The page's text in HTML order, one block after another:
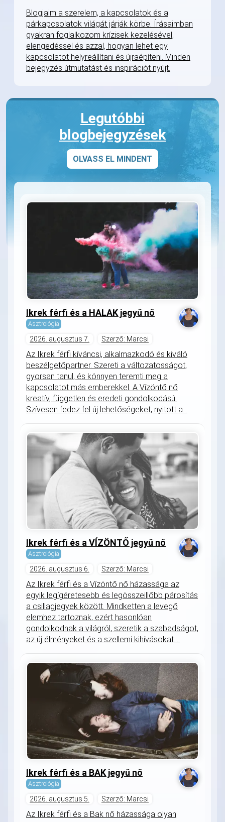
Blogjaim a szerelem, a kapcsolatok és a
párkapcsolatok világát járják körbe. Írásaimban
gyakran foglalkozom krízisek kezelésével,
elengedéssel és azzal, hogyan lehet egy
kapcsolatot helyreállítani és újraépíteni. Minden
bejegyzés útmutatást és inspirációt nyújt.
Legutóbbi
blogbejegyzések
OLVASS EL MINDENT
Ikrek férfi és a HALAK jegyű nő
Asztrológia
2026. augusztus 7. Szerző: Marcsi
Az Ikrek férfi kíváncsi, alkalmazkodó és kiváló
beszélgetőpartner. Szereti a változatosságot,
gyorsan tanul, és könnyen teremti meg a
kapcsolatot más emberekkel. A Vízöntő nő
kreatív, független és eredeti gondolkodású.
Szívesen fedez fel új lehetőségeket, nyitott a...
Ikrek férfi és a VÍZÖNTŐ jegyű nő
Asztrológia
2026. augusztus 6. Szerző: Marcsi
Az Ikrek férfi és a Vízöntő nő házassága az
egyik legígéretesebb és legösszeillőbb párosítás
a csillagjegyek között. Mindketten a levegő
elemhez tartoznak, ezért hasonlóan
gondolkodnak a világról, szeretik a szabadságot,
az új élményeket és a szellemi kihívásokat....
Ikrek férfi és a BAK jegyű nő
Asztrológia
2026. augusztus 5. Szerző: Marcsi
Az Ikrek férfi és a Bak nő házassága olyan